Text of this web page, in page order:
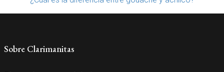
Sobre Clarimanitas